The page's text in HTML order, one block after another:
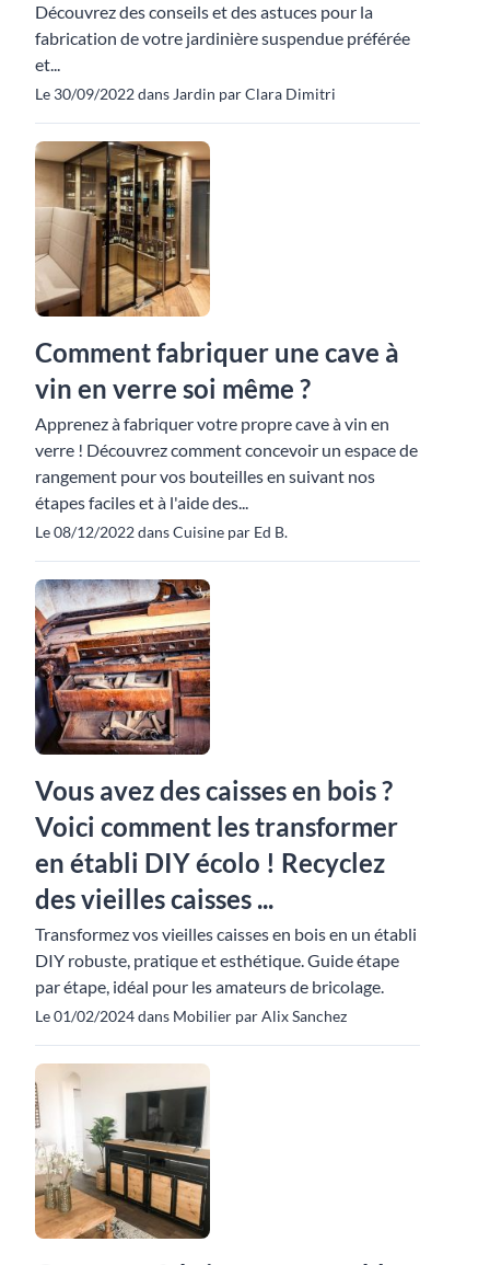
Découvrez des conseils et des astuces pour la
fabrication de votre jardinière suspendue préférée
et...
Le 30/09/2022 dans Jardin par Clara Dimitri
Comment fabriquer une cave à
vin en verre soi même ?
Apprenez à fabriquer votre propre cave à vin en
verre ! Découvrez comment concevoir un espace de
rangement pour vos bouteilles en suivant nos
étapes faciles et à l'aide des...
Le 08/12/2022 dans Cuisine par Ed B.
Vous avez des caisses en bois ?
Voici comment les transformer
en établi DIY écolo ! Recyclez
des vieilles caisses ...
Transformez vos vieilles caisses en bois en un établi
DIY robuste, pratique et esthétique. Guide étape
par étape, idéal pour les amateurs de bricolage.
Le 01/02/2024 dans Mobilier par Alix Sanchez